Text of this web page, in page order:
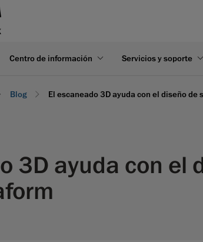
Centro de información Servicios y soporte
Blog El escaneado 3D ayuda con el diseño
3D ayuda con el